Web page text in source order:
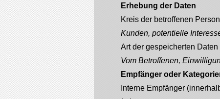
Erhebung der Daten
Kreis der betroffenen
Kunden, potentielle
Art der gespeicherten
Vom Betroffenen,
Empfänger oder
Interne Empfänger